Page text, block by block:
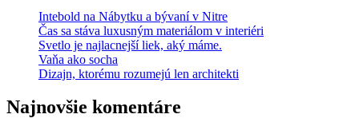
Intebold na Nábytku a bývaní v Nitre
Čas sa stáva luxusným materiálom v interiéri
Svetlo je najlacnejší liek, aký máme.
Vaňa ako socha
Dizajn, ktorému rozumejú len architekti
Najnovšie komentáre